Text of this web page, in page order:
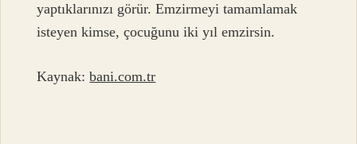
yaptıklarınızı görür. Emzirmeyi tamamlamak
isteyen kimse, çocuğunu iki yıl emzirsin.
Kaynak:bani.com.tr